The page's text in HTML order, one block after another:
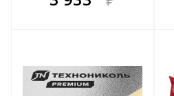
всегда выгоднее!